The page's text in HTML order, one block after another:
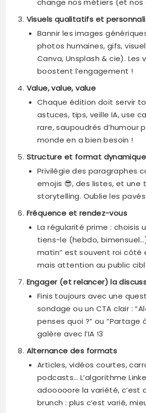
change nos métiers (et nos
Visuels qualitatifs et
Bannir les images
photos humaines, gifs,
Canva, Unsplash & cie). Les
boostent l’engagement !
Value, value, value
Chaque édition doit servir
astuces, tips, veille IA, use
rare, saupoudrés d’humour
monde en a bien besoin !
Structure et format dynamique
Privilégie des paragraphes
emojis 😎, des listes, et une
storytelling. Oublie les
Fréquence et rendez-vous
La régularité prime : choisis
tiens-le (hebdo,
matin” est souvent roi côté
mais attention au public
Engager (et relancer) la
Finis toujours avec une
sondage ou un CTA clair :
penses quoi ?” ou “Partage
galère avec l’IA !3
Alternance des formats
Articles, vidéos courtes,
podcasts… L’algorithme
adooooore la variété, c’est
brunch : plus c’est varié,